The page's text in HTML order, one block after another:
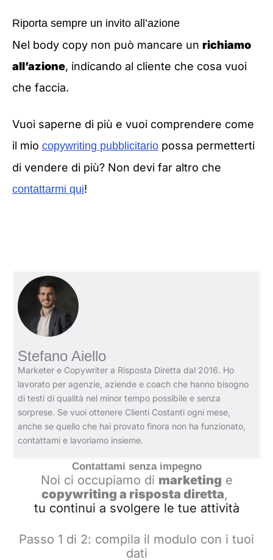
Riporta sempre un invito all’azione
Nel body copy non può mancare un richiamo
all’azione, indicando al cliente che cosa vuoi
che faccia.
Vuoi saperne di più e vuoi comprendere come
il mio copywriting pubblicitario possa permetterti
di vendere di più? Non devi far altro che
contattarmi qui!
Stefano Aiello
Marketer e Copywriter a Risposta Diretta dal 2016. Ho
lavorato per agenzie, aziende e coach che hanno bisogno
di testi di qualità nel minor tempo possibile e senza
sorprese. Se vuoi ottenere Clienti Costanti ogni mese,
anche se quello che hai provato finora non ha funzionato,
contattami e lavoriamo insieme.
Contattami senza impegno
Noi ci occupiamo di marketing e
copywriting a risposta diretta,
tu continui a svolgere le tue attività
Passo 1 di 2: compila il modulo con i tuoi
dati